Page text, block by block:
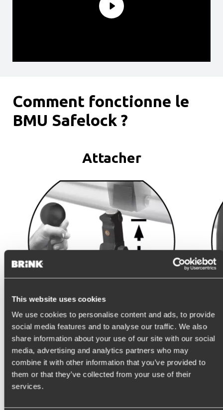
This website uses cookies
We use cookies to personalise content and ads, to provide
social media features and to analyse our traffic. We also
share information about your use of our site with our social
media, advertising and analytics partners who may
combine it with other information that you’ve provided to
them or that they’ve collected from your use of their
services.
Comment fonctionne le
BMU Safelock ?
Attacher
Insérez la rotule. Lorsque vous verrouillez la boule, un
clic audible peut être entendu.
que le